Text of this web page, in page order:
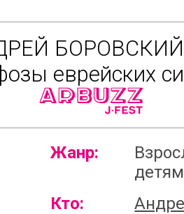
еврейских
Жанр:
детям
Кто: